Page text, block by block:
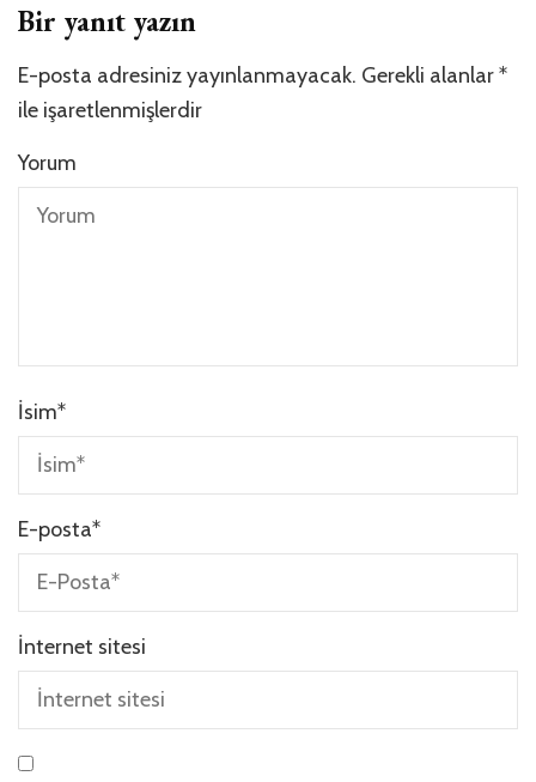
Bir yanıt yazın
E-posta adresiniz yayınlanmayacak. Gerekli alanlar*
ile işaretlenmişlerdir
Yorum
İsim*
E-posta*
İnternet sitesi